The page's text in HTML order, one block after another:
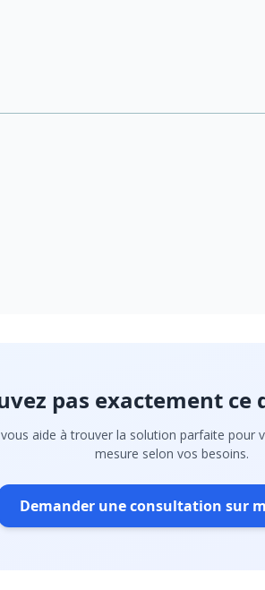
pas exactement ce
aide à trouver la solution parfaite pour
mesure selon vos besoins.
Demander une consultation sur